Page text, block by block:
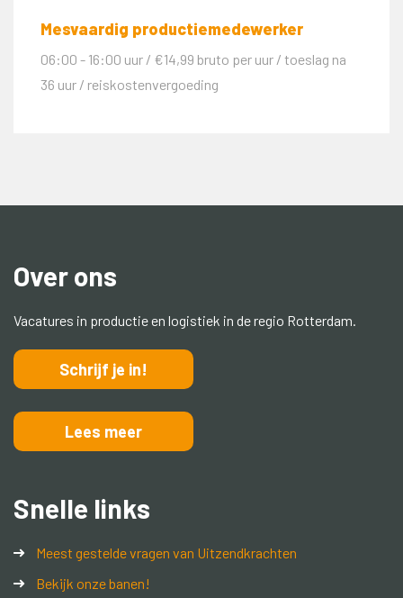
Mesvaardig productiemedewerker
06:00 - 16:00 uur / €14,99 bruto per uur / toeslag na
36 uur / reiskostenvergoeding
Over ons
Vacatures in productie en logistiek in de regio Rotterdam.
Schrijf je in!
Lees meer
Snelle links
Meest gestelde vragen van Uitzendkrachten
Bekijk onze banen!